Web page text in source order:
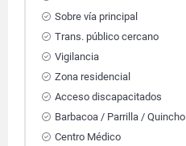
Sobre vía principal
Trans. público cercano
Vigilancia
Zona residencial
Acceso discapacitados
Barbacoa / Parrilla / Quincho
Centro Médico